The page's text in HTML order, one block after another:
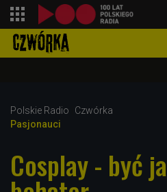
Polskie Radio
Czwórka
Pasjonauci
Cosplay - być